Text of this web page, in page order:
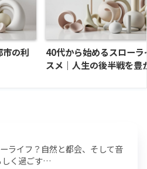
の利
40代から始めるスローラ
スメ｜人生の後半戦を豊
ライフ？自然と都会、そして音
しく過ごす…